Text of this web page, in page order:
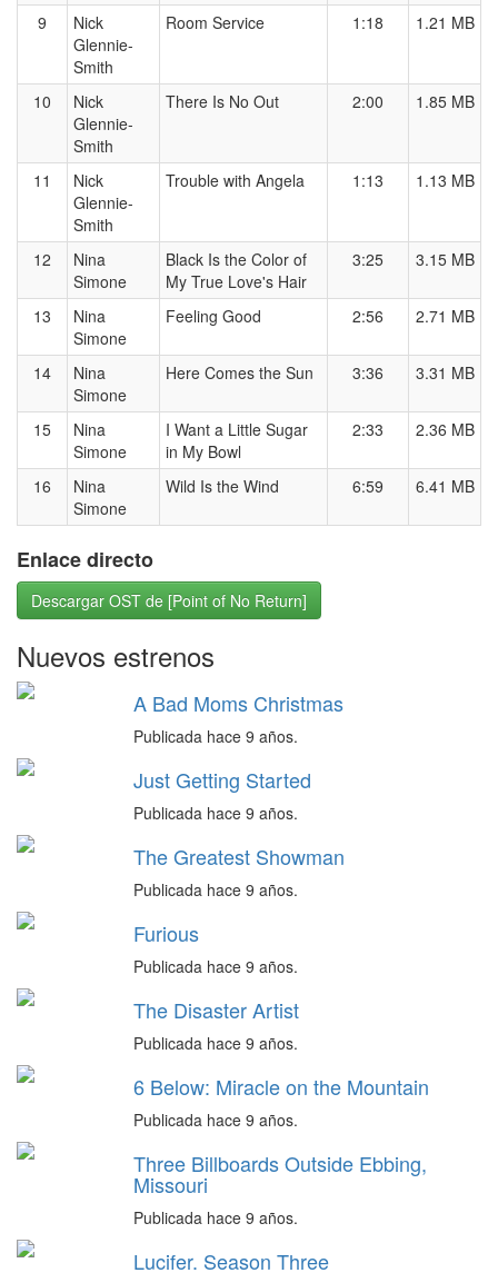
9
Nick
Glennie-
Smith
Room Service 1:18 1.21 MB
10
Nick
Glennie-
Smith
There Is No Out 2:00 1.85 MB
11
Nick
Glennie-
Smith
Trouble with Angela 1:13 1.13 MB
12
Nina
Simone
Black Is the Color of
My True Love's Hair
3:25 3.15 MB
13
Nina
Simone
Feeling Good 2:56 2.71 MB
14
Nina
Simone
Here Comes the Sun 3:36 3.31 MB
15
Nina
Simone
I Want a Little Sugar
in My Bowl
2:33 2.36 MB
16
Nina
Simone
Wild Is the Wind 6:59 6.41 MB
Enlace directo
Descargar OST de [Point of No Return]
Nuevos estrenos
A Bad Moms Christmas
Publicada hace 9 años.
Just Getting Started
Publicada hace 9 años.
The Greatest Showman
Publicada hace 9 años.
Furious
Publicada hace 9 años.
The Disaster Artist
Publicada hace 9 años.
6 Below: Miracle on the Mountain
Publicada hace 9 años.
Three Billboards Outside Ebbing,
Missouri
Publicada hace 9 años.
Lucifer. Season Three